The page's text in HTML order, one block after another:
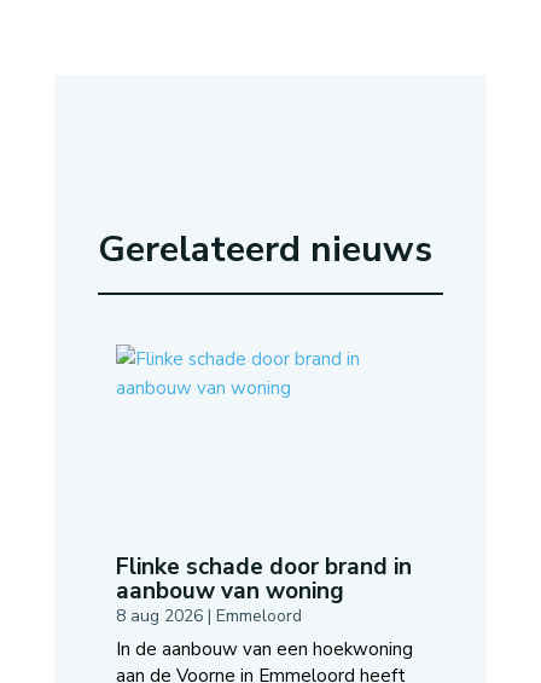
Gerelateerd nieuws
Flinke schade door brand in
aanbouw van woning
8 aug 2026| Emmeloord
In de aanbouw van een hoekwoning
aan de Voorne in Emmeloord heeft